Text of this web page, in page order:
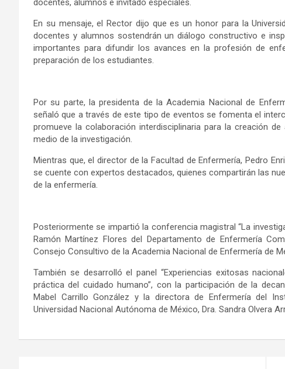
docentes, alumnos e invitado especiales.
En su mensaje, el Rector dijo que es un honor para la
docentes y alumnos sostendrán un diálogo constructivo e
importantes para difundir los avances en la profesión de
preparación de los estudiantes.
Por su parte, la presidenta de la Academia Nacional de
señaló que a través de este tipo de eventos se fomenta el
promueve la colaboración interdisciplinaria para la creación
medio de la investigación.
Mientras que, el director de la Facultad de Enfermería, Pedro
se cuente con expertos destacados, quienes compartirán las
de la enfermería.
Posteriormente se impartió la conferencia magistral “La
Ramón Martínez Flores del Departamento de Enfermería
Consejo Consultivo de la Academia Nacional de Enfermería de
También se desarrolló el panel “Experiencias exitosas
práctica del cuidado humano”, con la participación de la
Mabel Carrillo González y la directora de Enfermería del
Universidad Nacional Autónoma de México, Dra. Sandra Olvera